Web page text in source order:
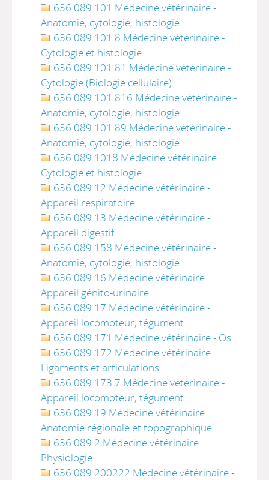
636.089 101 Médecine vétérinaire -
Anatomie, cytologie, histologie
636.089 101 8 Médecine vétérinaire -
Cytologie et histologie
636.089 101 81 Médecine vétérinaire -
Cytologie (Biologie cellulaire)
636.089 101 816 Médecine vétérinaire -
Anatomie, cytologie, histologie
636.089 101 89 Médecine vétérinaire -
Anatomie, cytologie, histologie
636.089 1018 Médecine vétérinaire :
Cytologie et histologie
636.089 12 Médecine vétérinaire -
Appareil respiratoire
636.089 13 Médecine vétérinaire -
Appareil digestif
636.089 158 Médecine vétérinaire -
Anatomie, cytologie, histologie
636.089 16 Médecine vétérinaire :
Appareil génito-urinaire
636.089 17 Médecine vétérinaire -
Appareil locomoteur, tégument
636.089 171 Médecine vétérinaire - Os
636.089 172 Médecine vétérinaire :
Ligaments et articulations
636.089 173 7 Médecine vétérinaire -
Appareil locomoteur, tégument
636.089 19 Médecine vétérinaire :
Anatomie régionale et topographique
636.089 2 Médecine vétérinaire :
Physiologie
636.089 200222 Médecine vétérinaire -